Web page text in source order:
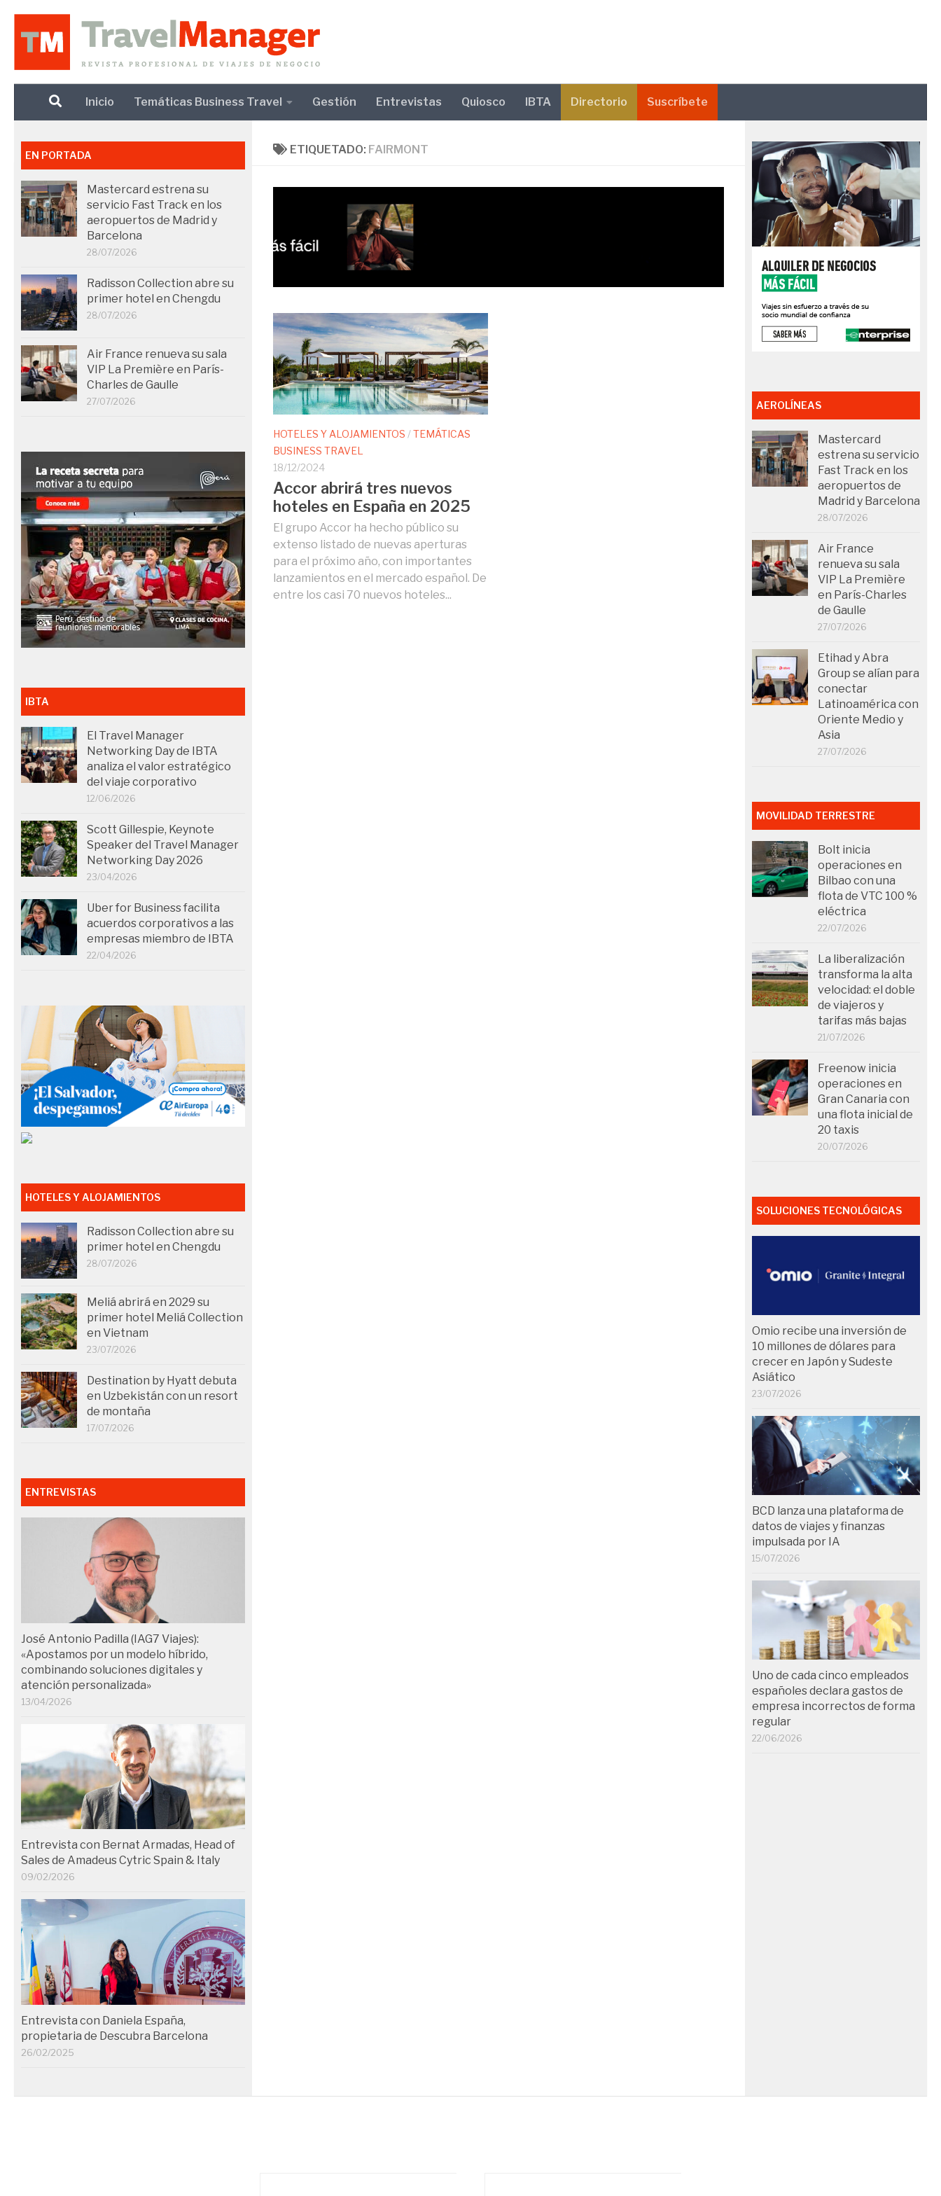
Debajo del contenido
Inicio Temáticas Business Travel Gestión Entrevistas Quiosco IBTA Directorio Suscríbete
ETIQUETADO: FAIRMONT
HOTELES Y ALOJAMIENTOS /TEMÁTICAS
BUSINESS TRAVEL
18/12/2024
Accor abrirá tres nuevos
hoteles en España en 2025
El grupo Accor ha hecho público su
extenso listado de nuevas aperturas
para el próximo año, con importantes
lanzamientos en el mercado español. De
entre los casi 70 nuevos hoteles...
EN PORTADA
Mastercard estrena su
servicio Fast Track en los
aeropuertos de Madrid y
Barcelona
28/07/2026
Radisson Collection abre su
primer hotel en Chengdu
28/07/2026
Air France renueva su sala
VIP La Première en París-
Charles de Gaulle
27/07/2026
IBTA
El Travel Manager
Networking Day de IBTA
analiza el valor estratégico
del viaje corporativo
12/06/2026
Scott Gillespie, Keynote
Speaker del Travel Manager
Networking Day 2026
23/04/2026
Uber for Business facilita
acuerdos corporativos a las
empresas miembro de IBTA
22/04/2026
HOTELES Y ALOJAMIENTOS
Radisson Collection abre su
primer hotel en Chengdu
28/07/2026
Meliá abrirá en 2029 su
primer hotel Meliá Collection
en Vietnam
23/07/2026
Destination by Hyatt debuta
en Uzbekistán con un resort
de montaña
17/07/2026
ENTREVISTAS
José Antonio Padilla (IAG7 Viajes):
«Apostamos por un modelo híbrido,
combinando soluciones digitales y
atención personalizada»
13/04/2026
Entrevista con Bernat Armadas, Head of
Sales de Amadeus Cytric Spain & Italy
09/02/2026
Entrevista con Daniela España,
propietaria de Descubra Barcelona
26/02/2025
AEROLÍNEAS
Mastercard
estrena su servicio
Fast Track en los
aeropuertos de
Madrid y Barcelona
28/07/2026
Air France
renueva su sala
VIP La Première
en París-Charles
de Gaulle
27/07/2026
Etihad y Abra
Group se alían para
conectar
Latinoamérica con
Oriente Medio y
Asia
27/07/2026
MOVILIDAD TERRESTRE
Bolt inicia
operaciones en
Bilbao con una
flota de VTC 100 %
eléctrica
22/07/2026
La liberalización
transforma la alta
velocidad: el doble
de viajeros y
tarifas más bajas
21/07/2026
Freenow inicia
operaciones en
Gran Canaria con
una flota inicial de
20 taxis
20/07/2026
SOLUCIONES TECNOLÓGICAS
Omio recibe una inversión de
10 millones de dólares para
crecer en Japón y Sudeste
Asiático
23/07/2026
BCD lanza una plataforma de
datos de viajes y finanzas
impulsada por IA
15/07/2026
Uno de cada cinco empleados
españoles declara gastos de
empresa incorrectos de forma
regular
22/06/2026